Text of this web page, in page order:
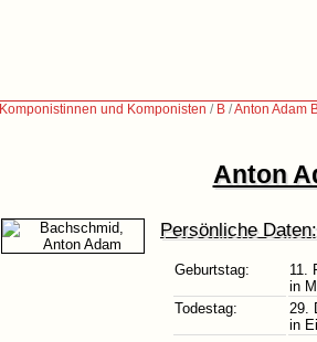
Komponistinnen und Komponisten / B /Anton Adam
Anton
Persönliche Daten:
Geburtstag:
11.
in
Todestag:
29.
in